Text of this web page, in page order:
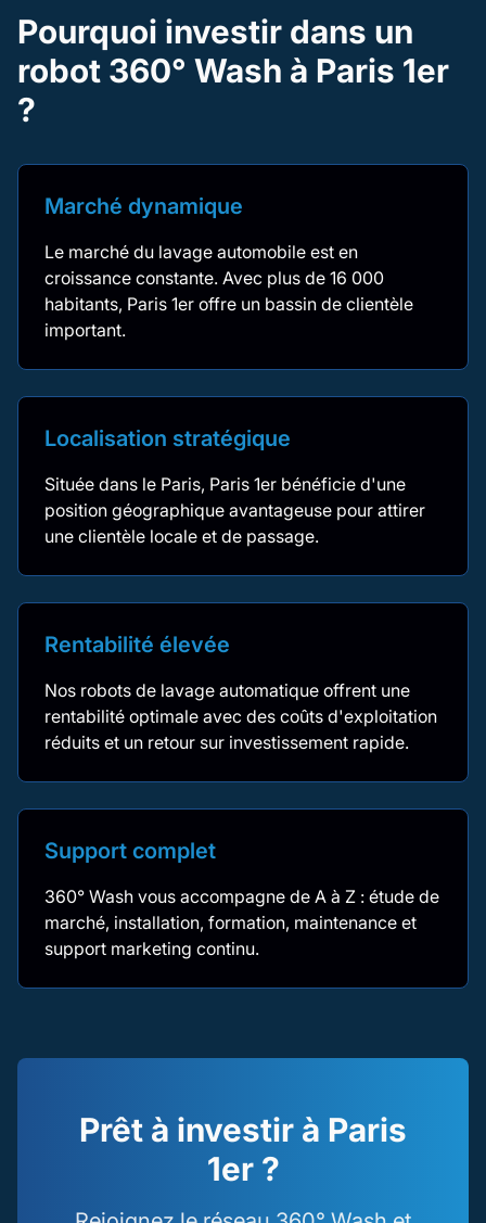
Pourquoi investir dans un
robot 360° Wash à Paris 1er
?
Marché dynamique
Le marché du lavage automobile est en
croissance constante. Avec plus de 16 000
habitants, Paris 1er offre un bassin de clientèle
important.
Localisation stratégique
Située dans le Paris, Paris 1er bénéficie d'une
position géographique avantageuse pour attirer
une clientèle locale et de passage.
Rentabilité élevée
Nos robots de lavage automatique offrent une
rentabilité optimale avec des coûts d'exploitation
réduits et un retour sur investissement rapide.
Support complet
360° Wash vous accompagne de A à Z : étude de
marché, installation, formation, maintenance et
support marketing continu.
Prêt à investir à Paris
1er ?